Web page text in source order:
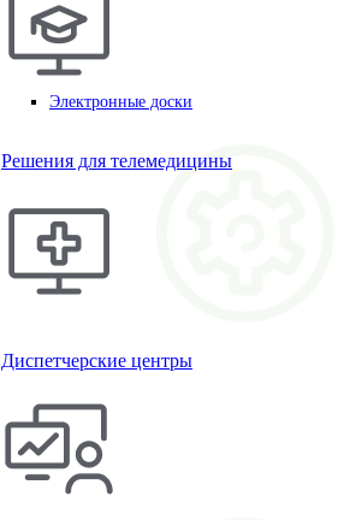
Электронные доски
Решения для телемедицины
Диспетчерские центры